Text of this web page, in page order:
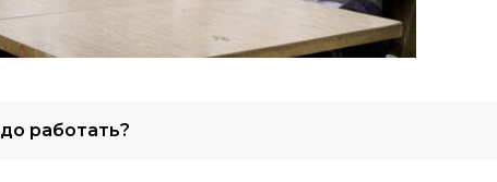
работать?